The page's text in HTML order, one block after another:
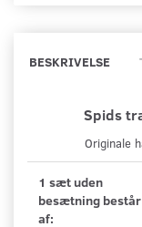
BESKRIVELSE
Spids
Originale
1 sæt uden
besætning består
af: